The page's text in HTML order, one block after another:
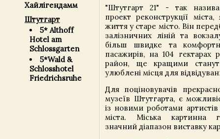
Хайлігендамм
Штутгарт
5* Althoff
Hotel am
Schlossgarten
5*Wald &
Schlosshotel
Friedrichsruhe
"Штутгарт 21" - так
проект реконструкції
життя у старе місто. Він
залізничних ліній та
більш швидке та
пасажирів, на 104 гектарах
район, ще кращими
улюблені місця для
Для поціновувачів
музеїв Штутгарта, є
із новими роботами
міста. Міська картинна
значний діапазон виставку